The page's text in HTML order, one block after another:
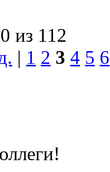
из 112
| 1 2 3 4 5 6